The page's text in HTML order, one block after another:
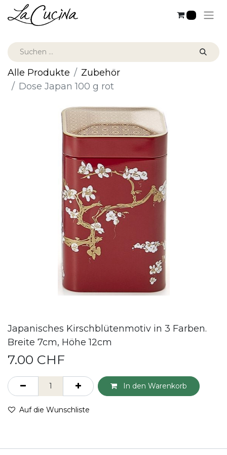
Alle Produkte
Zubehör
Dose Japan 100 g rot
Japanisches Kirschblütenmotiv in 3 Farben.
Breite 7cm, Höhe 12cm
7.00 CHF
In den Warenkorb
Auf die Wunschliste